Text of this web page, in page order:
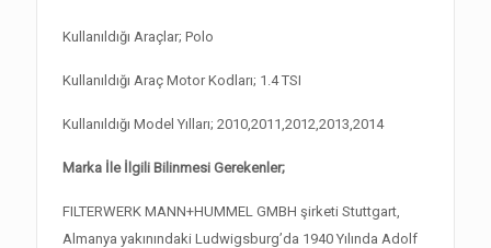
Kullanıldığı Araçlar; Polo
Kullanıldığı Araç Motor Kodları; 1.4 TSI
Kullanıldığı Model Yılları; 2010,2011,2012,2013,2014
Marka İle İlgili Bilinmesi Gerekenler;
FILTERWERK MANN+HUMMEL GMBH şirketi Stuttgart,
Almanya yakınındaki Ludwigsburg’da 1940 Yılında Adolf